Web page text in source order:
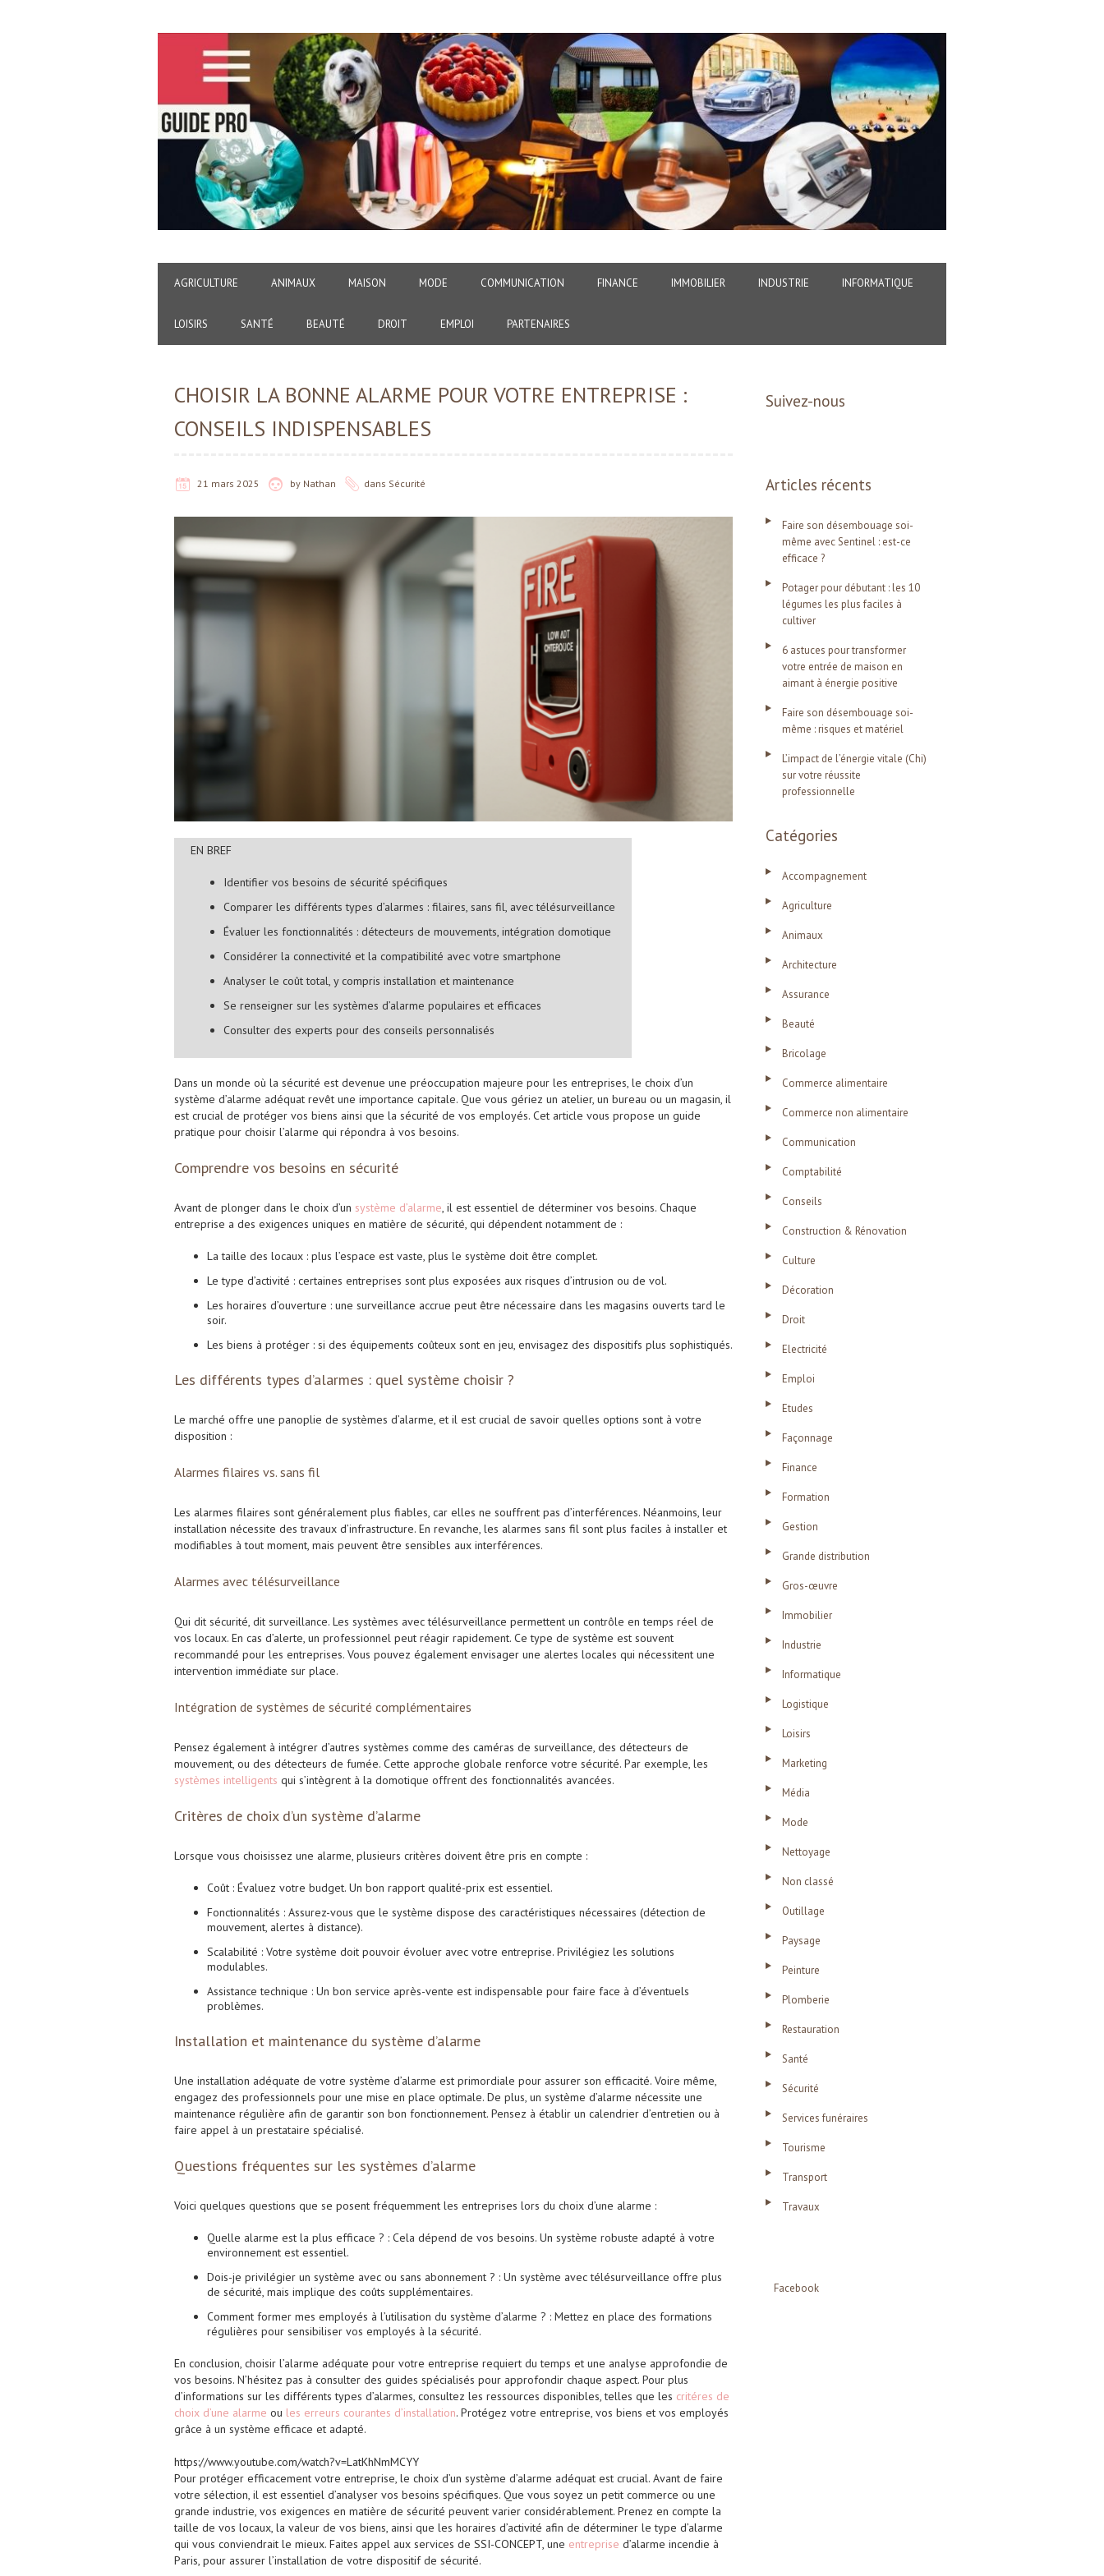
AGRICULTURE ANIMAUX MAISON MODE COMMUNICATION FINANCE IMMOBILIER INDUSTRIE INFORMATIQUE
LOISIRS SANTÉ BEAUTÉ DROIT EMPLOI PARTENAIRES
CHOISIR LA BONNE ALARME POUR VOTRE ENTREPRISE :
CONSEILS INDISPENSABLES
21 mars 2025 by Nathan dans Sécurité
EN BREF
Identifier vos besoins de sécurité spécifiques
Comparer les différents types d’alarmes : filaires, sans fil, avec télésurveillance
Évaluer les fonctionnalités : détecteurs de mouvements, intégration domotique
Considérer la connectivité et la compatibilité avec votre smartphone
Analyser le coût total, y compris installation et maintenance
Se renseigner sur les systèmes d’alarme populaires et efficaces
Consulter des experts pour des conseils personnalisés
Dans un monde où la sécurité est devenue une préoccupation majeure pour les entreprises, le choix d’un
système d’alarme adéquat revêt une importance capitale. Que vous gériez un atelier, un bureau ou un magasin, il
est crucial de protéger vos biens ainsi que la sécurité de vos employés. Cet article vous propose un guide
pratique pour choisir l’alarme qui répondra à vos besoins.
Comprendre vos besoins en sécurité
Avant de plonger dans le choix d’un système d’alarme, il est essentiel de déterminer vos besoins. Chaque
entreprise a des exigences uniques en matière de sécurité, qui dépendent notamment de :
La taille des locaux : plus l’espace est vaste, plus le système doit être complet.
Le type d’activité : certaines entreprises sont plus exposées aux risques d’intrusion ou de vol.
Les horaires d’ouverture : une surveillance accrue peut être nécessaire dans les magasins ouverts tard le
soir.
Les biens à protéger : si des équipements coûteux sont en jeu, envisagez des dispositifs plus sophistiqués.
Les différents types d’alarmes : quel système choisir ?
Le marché offre une panoplie de systèmes d’alarme, et il est crucial de savoir quelles options sont à votre
disposition :
Alarmes filaires vs. sans fil
Les alarmes filaires sont généralement plus fiables, car elles ne souffrent pas d’interférences. Néanmoins, leur
installation nécessite des travaux d’infrastructure. En revanche, les alarmes sans fil sont plus faciles à installer et
modifiables à tout moment, mais peuvent être sensibles aux interférences.
Alarmes avec télésurveillance
Qui dit sécurité, dit surveillance. Les systèmes avec télésurveillance permettent un contrôle en temps réel de
vos locaux. En cas d’alerte, un professionnel peut réagir rapidement. Ce type de système est souvent
recommandé pour les entreprises. Vous pouvez également envisager une alertes locales qui nécessitent une
intervention immédiate sur place.
Intégration de systèmes de sécurité complémentaires
Pensez également à intégrer d’autres systèmes comme des caméras de surveillance, des détecteurs de
mouvement, ou des détecteurs de fumée. Cette approche globale renforce votre sécurité. Par exemple, les
systèmes intelligents qui s’intègrent à la domotique offrent des fonctionnalités avancées.
Critères de choix d’un système d’alarme
Lorsque vous choisissez une alarme, plusieurs critères doivent être pris en compte :
Coût : Évaluez votre budget. Un bon rapport qualité-prix est essentiel.
Fonctionnalités : Assurez-vous que le système dispose des caractéristiques nécessaires (détection de
mouvement, alertes à distance).
Scalabilité : Votre système doit pouvoir évoluer avec votre entreprise. Privilégiez les solutions
modulables.
Assistance technique : Un bon service après-vente est indispensable pour faire face à d’éventuels
problèmes.
Installation et maintenance du système d’alarme
Une installation adéquate de votre système d’alarme est primordiale pour assurer son efficacité. Voire même,
engagez des professionnels pour une mise en place optimale. De plus, un système d’alarme nécessite une
maintenance régulière afin de garantir son bon fonctionnement. Pensez à établir un calendrier d’entretien ou à
faire appel à un prestataire spécialisé.
Questions fréquentes sur les systèmes d’alarme
Voici quelques questions que se posent fréquemment les entreprises lors du choix d’une alarme :
Quelle alarme est la plus efficace ? : Cela dépend de vos besoins. Un système robuste adapté à votre
environnement est essentiel.
Dois-je privilégier un système avec ou sans abonnement ? : Un système avec télésurveillance offre plus
de sécurité, mais implique des coûts supplémentaires.
Comment former mes employés à l’utilisation du système d’alarme ? : Mettez en place des formations
régulières pour sensibiliser vos employés à la sécurité.
En conclusion, choisir l’alarme adéquate pour votre entreprise requiert du temps et une analyse approfondie de
vos besoins. N’hésitez pas à consulter des guides spécialisés pour approfondir chaque aspect. Pour plus
d’informations sur les différents types d’alarmes, consultez les ressources disponibles, telles que les critéres de
choix d’une alarme ou les erreurs courantes d’installation. Protégez votre entreprise, vos biens et vos employés
grâce à un système efficace et adapté.
https://www.youtube.com/watch?v=LatKhNmMCYY
Pour protéger efficacement votre entreprise, le choix d’un système d’alarme adéquat est crucial. Avant de faire
votre sélection, il est essentiel d’analyser vos besoins spécifiques. Que vous soyez un petit commerce ou une
grande industrie, vos exigences en matière de sécurité peuvent varier considérablement. Prenez en compte la
taille de vos locaux, la valeur de vos biens, ainsi que les horaires d’activité afin de déterminer le type d’alarme
qui vous conviendrait le mieux. Faites appel aux services de SSI-CONCEPT, une entreprise d’alarme incendie à
Paris, pour assurer l’installation de votre dispositif de sécurité.
Suivez-nous
Articles récents
Faire son désembouage soi-
même avec Sentinel : est-ce
efficace ?
Potager pour débutant : les 10
légumes les plus faciles à
cultiver
6 astuces pour transformer
votre entrée de maison en
aimant à énergie positive
Faire son désembouage soi-
même : risques et matériel
L’impact de l’énergie vitale (Chi)
sur votre réussite
professionnelle
Catégories
Accompagnement
Agriculture
Animaux
Architecture
Assurance
Beauté
Bricolage
Commerce alimentaire
Commerce non alimentaire
Communication
Comptabilité
Conseils
Construction & Rénovation
Culture
Décoration
Droit
Electricité
Emploi
Etudes
Façonnage
Finance
Formation
Gestion
Grande distribution
Gros-œuvre
Immobilier
Industrie
Informatique
Logistique
Loisirs
Marketing
Média
Mode
Nettoyage
Non classé
Outillage
Paysage
Peinture
Plomberie
Restauration
Santé
Sécurité
Services funéraires
Tourisme
Transport
Travaux
Facebook